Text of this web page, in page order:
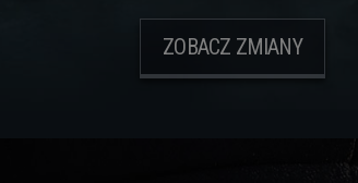
ZOBACZ ZMIANY